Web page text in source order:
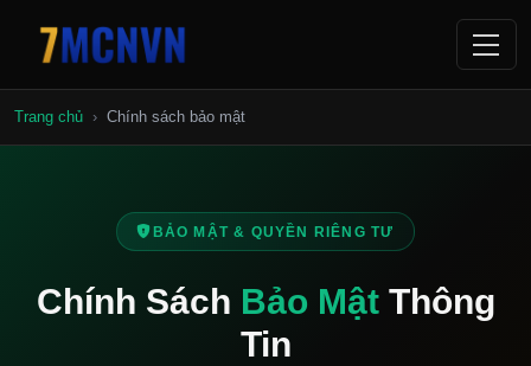
Trang chủ Chính sách bảo mật
BẢO MẬT & QUYỀN RIÊNG TƯ
Chính Sách Bảo MậtThông
Tin